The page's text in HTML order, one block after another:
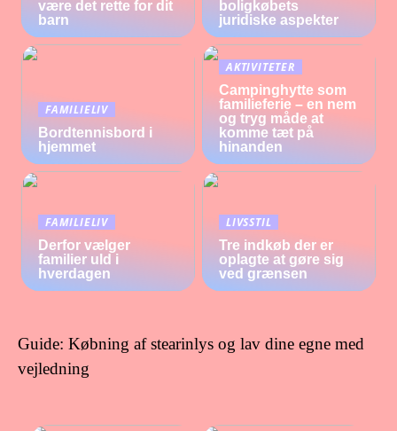
være det rette for dit
barn
boligkøbets
juridiske aspekter
FAMILIELIV
Bordtennisbord i
hjemmet
AKTIVITETER
Campinghytte som
familieferie – en nem
og tryg måde at
komme tæt på
hinanden
FAMILIELIV
Derfor vælger
familier uld i
hverdagen
LIVSSTIL
Tre indkøb der er
oplagte at gøre sig
ved grænsen
Guide: Købning af stearinlys og lav dine egne med
vejledning